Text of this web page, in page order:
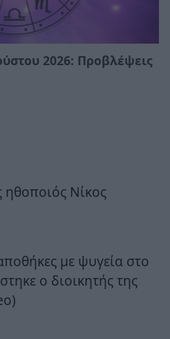
2026: Προβλέψεις
Νίκος
με ψυγεία στο
ο διοικητής της